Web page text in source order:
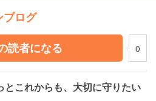
ブログ
読者になる
0
とこれからも、大切に守りたい